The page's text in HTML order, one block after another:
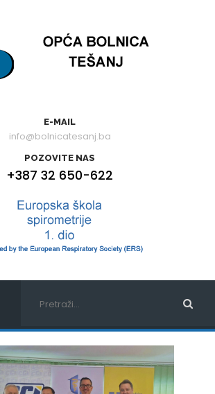
E-MAIL
info@bolnicatesanj.ba
POZOVITE NAS
+387 32 650-622